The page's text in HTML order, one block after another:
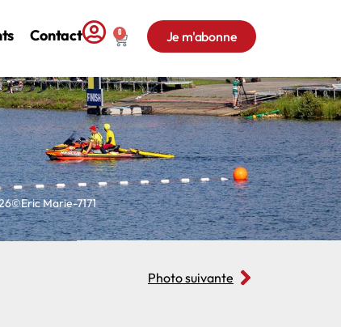
Contact 0 Je m'abonne
Marie-7171
Photo suivante